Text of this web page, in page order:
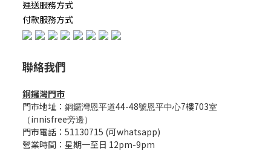
運送服務方式
付款服務方式
聯絡我們
銅鑼灣門市
門市地址： 銅鑼灣恩平道44-48號恩平中心7樓703室
（ innisfree旁邊）
門市電話：51130715 (可whatsapp)
營業時間：星期一至日 12pm-9pm